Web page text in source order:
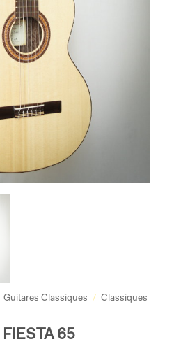
Guitares Classiques / Classiques
65